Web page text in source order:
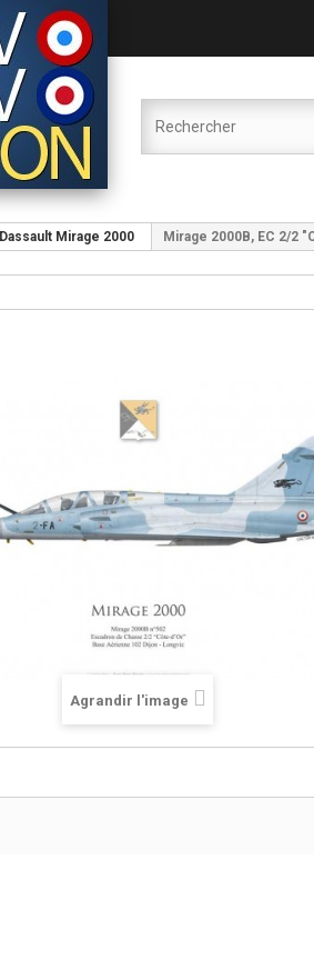
Dassault Mirage 2000 Mirage 2000B, EC 2/2
Agrandir l'image